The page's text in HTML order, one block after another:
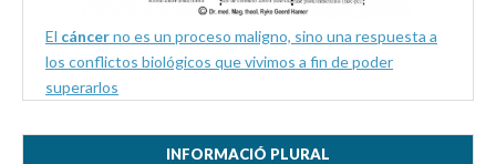
El cáncerno es un proceso maligno, sino una respuesta a
los conflictos biológicos que vivimos a fin de poder
superarlos
INFORMACIÓ PLURAL